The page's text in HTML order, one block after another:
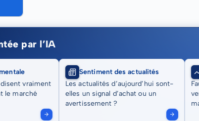
par l’IA
vraiment
le marché
Sentiment des actualités
Les actualités d’aujourd’hui sont-
elles un signal d’achat ou un
avertissement ?